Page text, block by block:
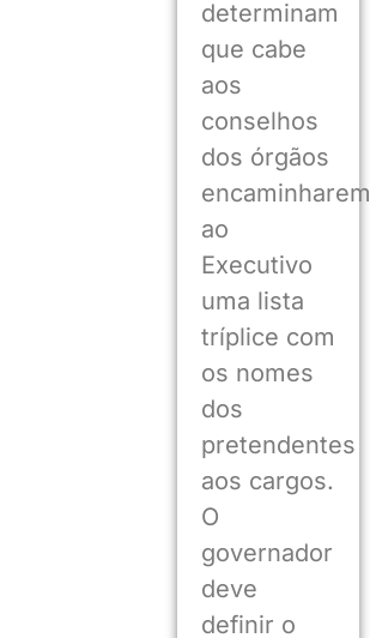
determinam
que cabe
aos
conselhos
dos órgãos
encaminharem
ao
Executivo
uma lista
tríplice com
os nomes
dos
pretendentes
aos cargos.
O
governador
deve
definir o